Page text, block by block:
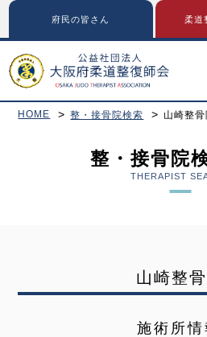
府民の皆さん
柔道
HOME 整・接骨院検索 山崎整骨
整・接骨院
THERAPIST
山崎整
施術所情